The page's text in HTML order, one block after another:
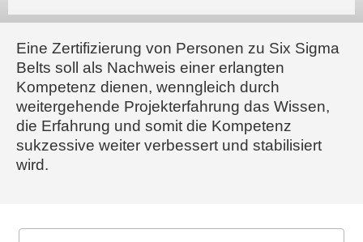
Eine Zertifizierung von Personen zu Six Sigma
Belts soll als Nachweis einer erlangten
Kompetenz dienen, wenngleich durch
weitergehende Projekterfahrung das Wissen,
die Erfahrung und somit die Kompetenz
sukzessive weiter verbessert und stabilisiert
wird.